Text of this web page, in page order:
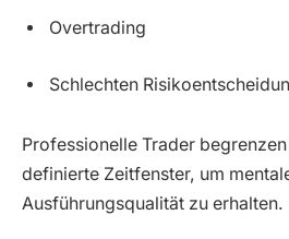
Overtrading
Schlechten
Professionelle Trader
definierte Zeitfenster, um
Ausführungsqualität zu erhalten.